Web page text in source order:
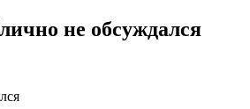
не обсуждался